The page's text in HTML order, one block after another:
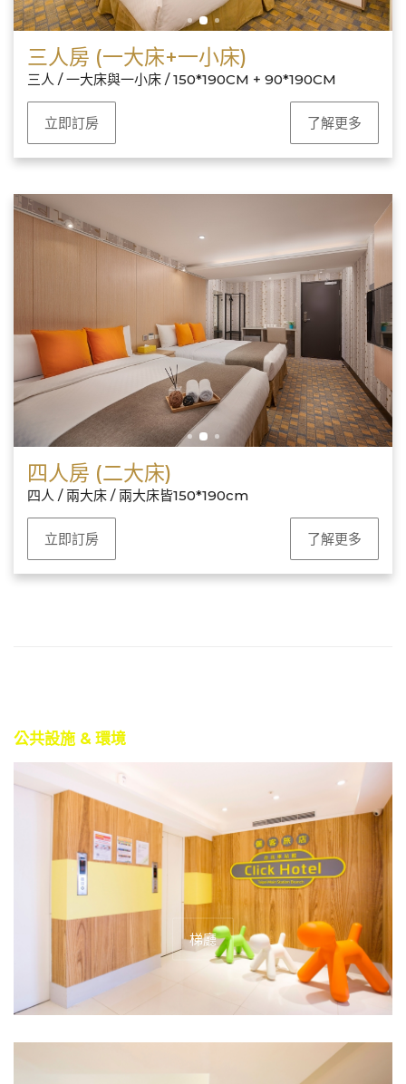
三人房 (一大床+一小床)
三人 / 一大床與一小床 / 150*190CM + 90*190CM
立即訂房 了解更多
四人房 (二大床)
四人 / 兩大床 / 兩大床皆150*190cm
立即訂房 了解更多
公共設施 & 環境
梯廳